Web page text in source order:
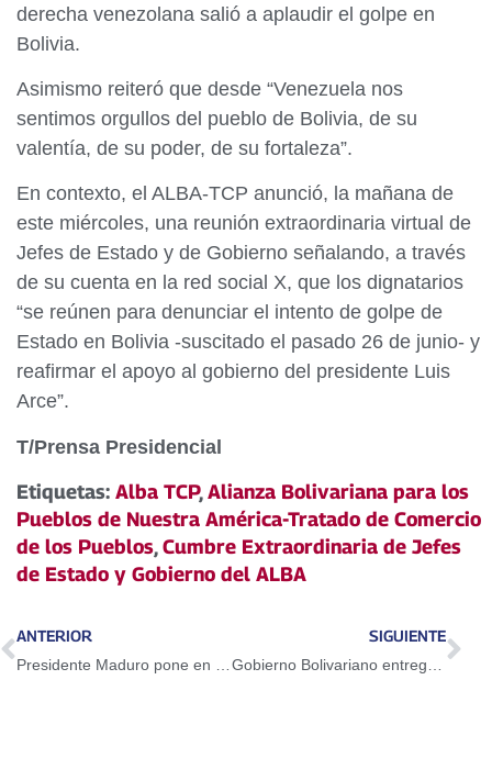
derecha venezolana salió a aplaudir el golpe en
Bolivia.
Asimismo reiteró que desde “Venezuela nos
sentimos orgullos del pueblo de Bolivia, de su
valentía, de su poder, de su fortaleza”.
En contexto, el ALBA-TCP anunció, la mañana de
este miércoles, una reunión extraordinaria virtual de
Jefes de Estado y de Gobierno señalando, a través
de su cuenta en la red social X, que los dignatarios
“se reúnen para denunciar el intento de golpe de
Estado en Bolivia -suscitado el pasado 26 de junio- y
reafirmar el apoyo al gobierno del presidente Luis
Arce”.
T/Prensa Presidencial
Etiquetas: Alba TCP,Alianza Bolivariana para los
Pueblos de Nuestra América-Tratado de Comercio
de los Pueblos,Cumbre Extraordinaria de Jefes
de Estado y Gobierno del ALBA
ANTERIOR SIGUIENTE